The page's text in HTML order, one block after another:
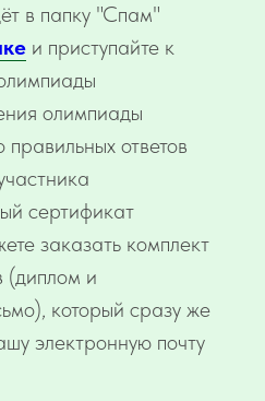
в папку "Спам"
и приступайте к
олимпиады
правильных ответов
сертификат
заказать комплект
(диплом и
который сразу же
электронную почту